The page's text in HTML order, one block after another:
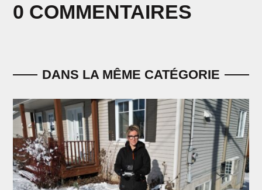
0 COMMENTAIRES
DANS LA MÊME CATÉGORIE